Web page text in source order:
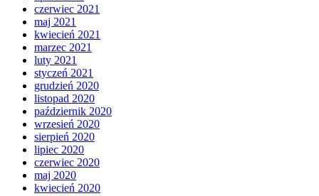
czerwiec 2021
maj 2021
kwiecień 2021
marzec 2021
luty 2021
styczeń 2021
grudzień 2020
listopad 2020
październik 2020
wrzesień 2020
sierpień 2020
lipiec 2020
czerwiec 2020
maj 2020
kwiecień 2020